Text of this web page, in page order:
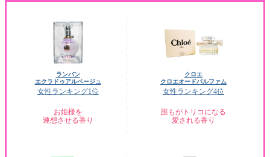
ランバン
エクラドゥアルページュ
女性ランキング1位
お姫様を
連想させる香り
クロエ
クロエオードパルファム
女性ランキング4位
誰もがトリコになる
愛される香り